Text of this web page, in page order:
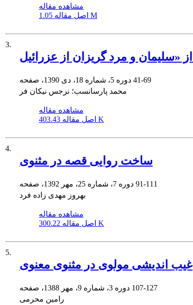
مشاهده مقاله
اصل مقاله 1.05 M
3.
41-69
محمد پارسانسب؛ نرجس نیکان فر
مشاهده مقاله
اصل مقاله 403.43 K
4.
ساخت روایی قصه در مثنوی
91-111
بهروز مهدی زاده فرد
مشاهده مقاله
اصل مقاله 300.22 K
5.
غیب اندیشی مولوی در مثنوی معنوی
107-127
رامین محرمی